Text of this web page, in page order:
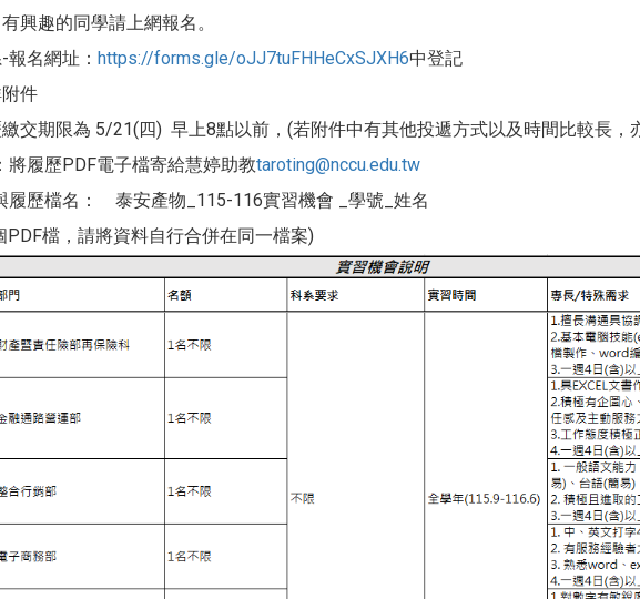
興趣的同學請上網報名。
名網址： https://forms.gle/oJJ7tuFHHeCxSJXH6中登記
件
交期限為 5/21(四) 早上8點以前，(若附件中有其他投遞方式以及時間比較長，
將履歷PDF電子檔寄給慧婷助教taroting@nccu.edu.tw
履歷檔名： 泰安產物_115-116實習機會 _學號_姓名
PDF檔，請將資料自行合併在同一檔案)